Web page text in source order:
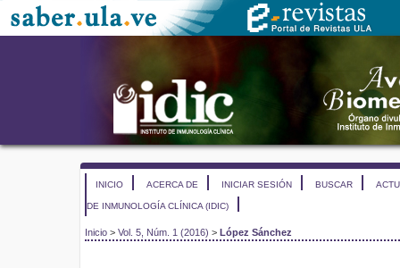
INICIO ACERCA DE INICIAR SESIÓN BUSCAR
DE INMUNOLOGÍA CLÍNICA (IDIC)
Inicio > Vol. 5, Núm. 1 (2016) > López Sánchez